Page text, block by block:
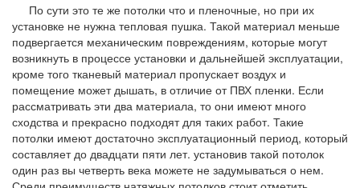
По сути это те же потолки что и пленочные, но при их
установке не нужна тепловая пушка. Такой материал меньше
подвергается механическим повреждениям, которые могут
возникнуть в процессе установки и дальнейшей эксплуатации,
кроме того тканевый материал пропускает воздух и
помещение может дышать, в отличие от ПВХ пленки. Если
рассматривать эти два материала, то они имеют много
сходства и прекрасно подходят для таких работ. Такие
потолки имеют достаточно эксплуатационный период, который
составляет до двадцати пяти лет. установив такой потолок
один раз вы четверть века можете не задумываться о нем.